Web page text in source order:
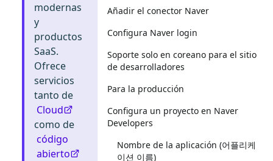
modernas
y
productos
SaaS.
Ofrece
servicios
tanto de
Cloud
como de
código
abierto
Añadir el conector Naver
Configura Naver login
Soporte solo en coreano para el sitio
de desarrolladores
Para la producción
Configura un proyecto en Naver
Developers
Nombre de la aplicación (어플리케
이션 이름)